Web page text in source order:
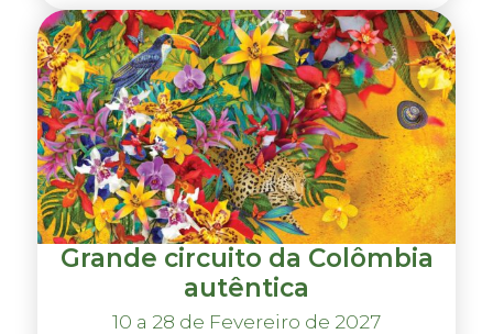
Grande circuito da Colômbia
autêntica
10 a 28 de Fevereiro de 2027